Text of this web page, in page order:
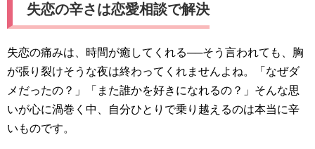
失恋の辛さは恋愛相談で解決
失恋の痛みは、時間が癒してくれる──そう言われても、胸
が張り裂けそうな夜は終わってくれませんよね。「なぜダ
メだったの？」「また誰かを好きになれるの？」そんな思
いが心に渦巻く中、自分ひとりで乗り越えるのは本当に辛
いものです。